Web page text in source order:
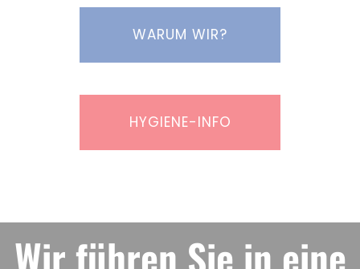
WARUM WIR?
HYGIENE-INFO
Wir führen Sie in eine